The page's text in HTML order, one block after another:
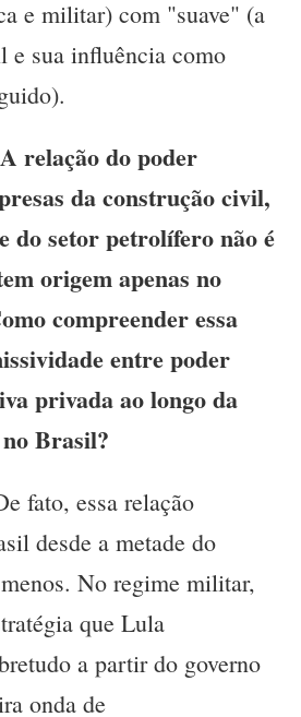
e militar) com "suave" (a
e sua influência como
relação do poder
da construção civil,
do setor petrolífero não é
origem apenas no
compreender essa
entre poder
privada ao longo da
Brasil?
fato, essa relação
desde a metade do
No regime militar,
que Lula
a partir do governo
onda de